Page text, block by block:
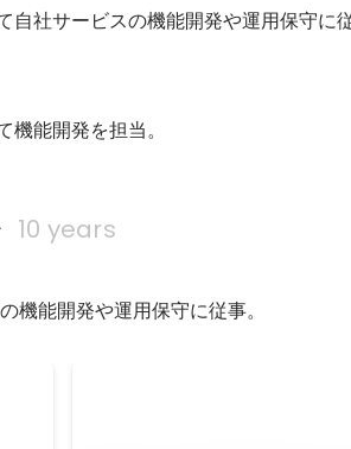
社サービスの機能開発や運用保守に従
能開発を担当。
10 years
機能開発や運用保守に従事。